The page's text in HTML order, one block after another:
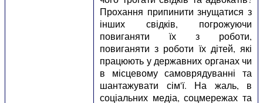
Прохання припинити знущатися з
інших свідків, погрожуючи
повиганяти їх з роботи,
повиганяти з роботи їх дітей, які
працюють у державних органах чи
в місцевому самоврядуванні та
шантажувати сім'ї. На жаль, в
соціальних медіа, соцмережах та